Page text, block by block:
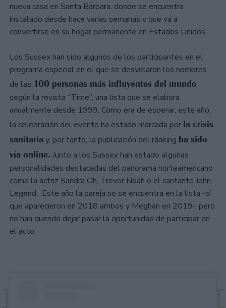
nueva casa en Santa Bárbara, donde se encuentra
instalado desde hace varias semanas y que va a
convertirse en su hogar permanente en Estados Unidos.
Los Sussex han sido algunos de los participantes en el
programa especial en el que se desvelaron los nombres
de las 100 personas más influyentes del mundo
según la revista “Time”, una lista que se elabora
anualmente desde 1999. Como era de esperar, este año,
la celebración del evento ha estado marcada por la crisis
sanitaria y, por tanto, la publicación del ránking ha sido
vía online. Junto a los Sussex han estado algunas
personalidades destacadas del panorama norteamericano
como la actriz Sandra Oh, Trevor Noah o el cantante John
Legend. Este año la pareja no se encuentra en la lista -sí
que aparecieron en 2018 ambos y Meghan en 2019-, pero
no han querido dejar pasar la oportunidad de participar en
el acto.